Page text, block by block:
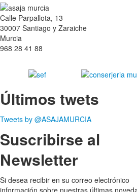
Calle Parpallota, 13
30007 Santiago y Zaraiche
Murcia
968 28 41 88
Últimos twets
Tweets by @ASAJAMURCIA
Suscribirse al
Newsletter
Si desea recibir en su correo electrónico
información sobre nuestras últimas